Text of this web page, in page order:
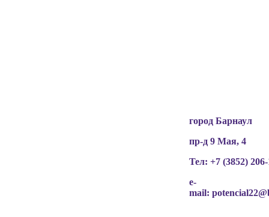
город Барнаул
пр-д 9 Мая, 4
Тел: +7 (3852)
e-
mail: